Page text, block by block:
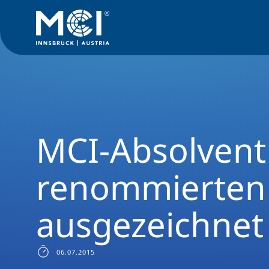
MCI-
ausgezeichnet
06.07.2015